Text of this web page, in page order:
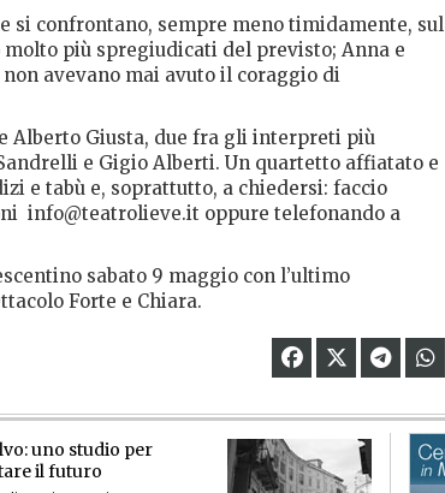
si confrontano, sempre meno timidamente, sul
più spregiudicati del previsto; Anna e
avevano mai avuto il coraggio di
Alberto Giusta, due fra gli interpreti più
e Gigio Alberti. Un quartetto affiatato e
e tabù e, soprattutto, a chiedersi: faccio
info@teatrolieve.it oppure telefonando a
sabato 9 maggio con l’ultimo
Forte e Chiara.
uno studio per
il futuro